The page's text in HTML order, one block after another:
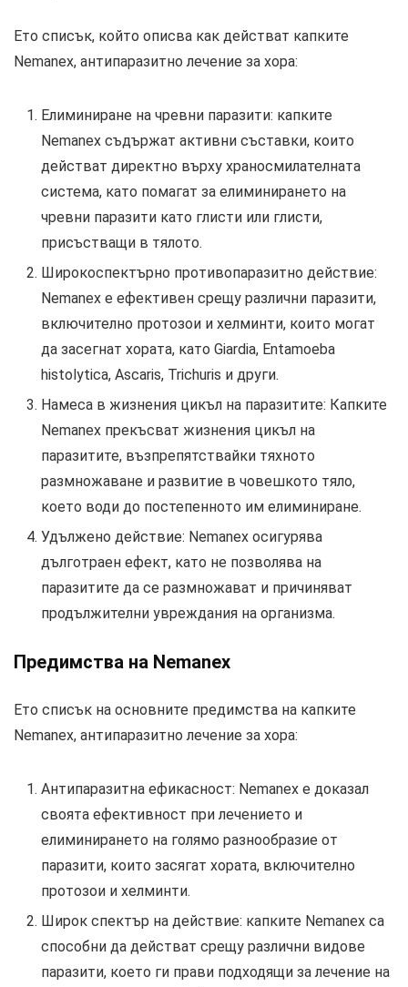
Ето списък, който описва как действат капките
Nemanex, антипаразитно лечение за хора:
Елиминиране на чревни паразити: капките
Nemanex съдържат активни съставки, които
действат директно върху храносмилателната
система, като помагат за елиминирането на
чревни паразити като глисти или глисти,
присъстващи в тялото.
Широкоспектърно противопаразитно действие:
Nemanex е ефективен срещу различни паразити,
включително протозои и хелминти, които могат
да засегнат хората, като Giardia, Entamoeba
histolytica, Ascaris, Trichuris и други.
Намеса в жизнения цикъл на паразитите: Капките
Nemanex прекъсват жизнения цикъл на
паразитите, възпрепятствайки тяхното
размножаване и развитие в човешкото тяло,
което води до постепенното им елиминиране.
Удължено действие: Nemanex осигурява
дълготраен ефект, като не позволява на
паразитите да се размножават и причиняват
продължителни увреждания на организма.
Предимства на Nemanex
Ето списък на основните предимства на капките
Nemanex, антипаразитно лечение за хора:
Антипаразитна ефикасност: Nemanex е доказал
своята ефективност при лечението и
елиминирането на голямо разнообразие от
паразити, които засягат хората, включително
протозои и хелминти.
Широк спектър на действие: капките Nemanex са
способни да действат срещу различни видове
паразити, което ги прави подходящи за лечение на